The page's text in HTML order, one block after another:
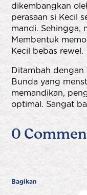
dikembangkan
perasaan si Kecil
mandi. Sehingga,
Membentuk
Kecil bebas rewel.
Ditambah
Bunda yang
memandikan,
optimal. Sangat
0
Bagikan